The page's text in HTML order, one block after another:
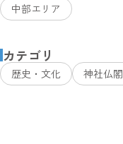
中部エリア
カテゴリ
歴史・文化 神社仏閣